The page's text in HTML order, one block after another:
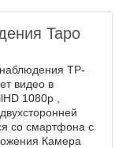
Tapo
TP-
видео в
1080p ,
со смартфона с
Камера